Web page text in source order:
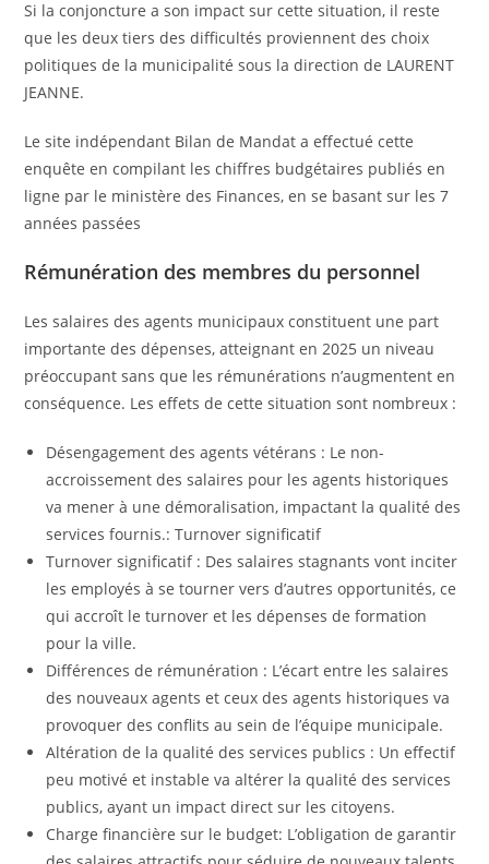
Si la conjoncture a son impact sur cette situation, il reste
que les deux tiers des difficultés proviennent des choix
politiques de la municipalité sous la direction de LAURENT
JEANNE.
Le site indépendant Bilan de Mandat a effectué cette
enquête en compilant les chiffres budgétaires publiés en
ligne par le ministère des Finances, en se basant sur les 7
années passées
Rémunération des membres du personnel
Les salaires des agents municipaux constituent une part
importante des dépenses, atteignant en 2025 un niveau
préoccupant sans que les rémunérations n’augmentent en
conséquence. Les effets de cette situation sont nombreux :
Désengagement des agents vétérans : Le non-
accroissement des salaires pour les agents historiques
va mener à une démoralisation, impactant la qualité des
services fournis.: Turnover significatif
Turnover significatif : Des salaires stagnants vont inciter
les employés à se tourner vers d’autres opportunités, ce
qui accroît le turnover et les dépenses de formation
pour la ville.
Différences de rémunération : L’écart entre les salaires
des nouveaux agents et ceux des agents historiques va
provoquer des conflits au sein de l’équipe municipale.
Altération de la qualité des services publics : Un effectif
peu motivé et instable va altérer la qualité des services
publics, ayant un impact direct sur les citoyens.
Charge financière sur le budget: L’obligation de garantir